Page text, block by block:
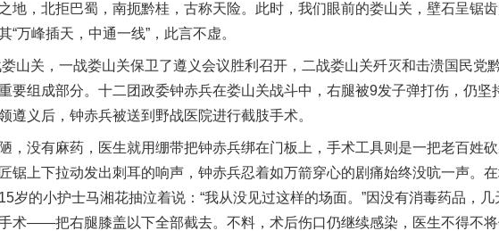
，北拒巴蜀，南扼黔桂，古称天险。此时，我们眼前的娄山关，壁石呈锯齿
万峰插天，中通一线”，此言不虚。
关，一战娄山关保卫了遵义会议胜利召开，二战娄山关歼灭和击溃国民党
要组成部分。十二团政委钟赤兵在娄山关战斗中，右腿被9发子弹打伤，仍坚
遵义后，钟赤兵被送到野战医院进行截肢手术。
没有麻药，医生就用绷带把钟赤兵绑在门板上，手术工具则是一把老百姓
锯上下拉动发出刺耳的响声，钟赤兵忍着如万箭穿心的剧痛始终没吭一声。
岁的小护士马湘花抽泣着说：“我从没见过这样的场面。”因没有消毒药品，
术——把右腿膝盖以下全部截去。不料，术后伤口仍继续感染，医生不得不